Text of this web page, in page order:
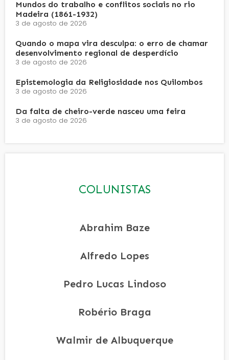
Mundos do trabalho e conflitos sociais no rio
Madeira (1861-1932)
3 de agosto de 2026
Quando o mapa vira desculpa: o erro de chamar
desenvolvimento regional de desperdício
3 de agosto de 2026
Epistemologia da Religiosidade nos Quilombos
3 de agosto de 2026
Da falta de cheiro-verde nasceu uma feira
3 de agosto de 2026
COLUNISTAS
Abrahim Baze
Alfredo Lopes
Pedro Lucas Lindoso
Robério Braga
Walmir de Albuquerque